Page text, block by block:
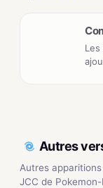
Autres
Autres apparitions
JCC de